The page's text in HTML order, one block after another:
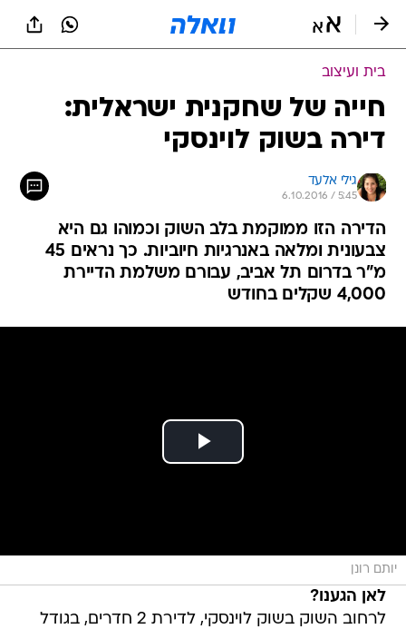
בית ועיצוב
חייה של שחקנית ישראלית:
דירה בשוק לוינסקי
גילי אלעד
6.10.2016 / 5:45
הדירה הזו ממוקמת בלב השוק וכמוהו גם היא
צבעונית ומלאה באנרגיות חיוביות. כך נראים 45
מ"ר בדרום תל אביב, עבורם משלמת הדיירת
4,000 שקלים בחודש
יותם רונן
לאן הגענו?
לרחוב השוק בשוק לוינסקי, לדירת 2 חדרים, בגודל